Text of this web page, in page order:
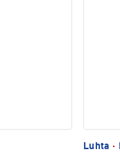
Luhta ·